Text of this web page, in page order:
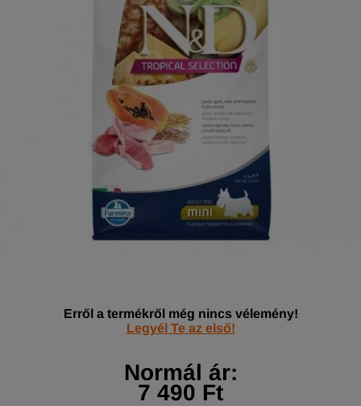
Erről a termékről még nincs vélemény!
Legyél Te az első!
Normál ár:
7 490 Ft